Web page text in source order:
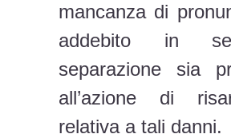
mancanza di
addebito in
separazione sia
all’azione di
relativa a tali danni.